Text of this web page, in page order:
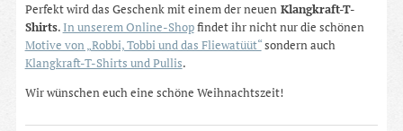
Perfekt wird das Geschenk mit einem der neuenKlangkraft-T-
Shirts. In unserem Online-Shopfindet ihr nicht nur die schönen
Motive von „Robbi, Tobbi und das Fliewatüüt“sondern auch
Klangkraft-T-Shirts und Pullis.
Wir wünschen euch eine schöne Weihnachtszeit!